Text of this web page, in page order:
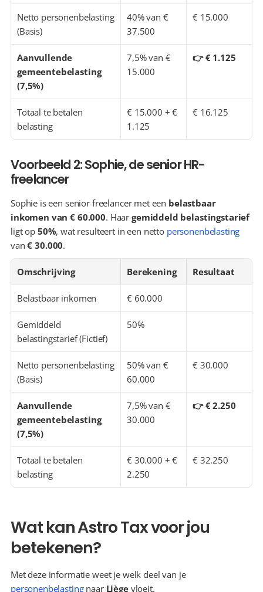
Netto personenbelasting
(Basis)
40% van €
37.500
€ 15.000
Aanvullende
gemeentebelasting
(7,5%)
7,5% van €
15.000
👉 € 1.125
Totaal te betalen
belasting
€ 15.000 + €
1.125
€ 16.125
Voorbeeld 2: Sophie, de senior HR-
freelancer
Sophie is een senior freelancer met een belastbaar
inkomen van € 60.000. Haar gemiddeld belastingstarief
ligt op 50%, wat resulteert in een netto personenbelasting
van € 30.000.
Omschrijving Berekening Resultaat
Belastbaar inkomen € 60.000
Gemiddeld
belastingstarief (Fictief)
50%
Netto personenbelasting
(Basis)
50% van €
60.000
€ 30.000
Aanvullende
gemeentebelasting
(7,5%)
7,5% van €
30.000
👉 € 2.250
Totaal te betalen
belasting
€ 30.000 + €
2.250
€ 32.250
Wat kan Astro Tax voor jou
betekenen?
Met deze informatie weet je welk deel van je
personenbelasting naar Liège vloeit.